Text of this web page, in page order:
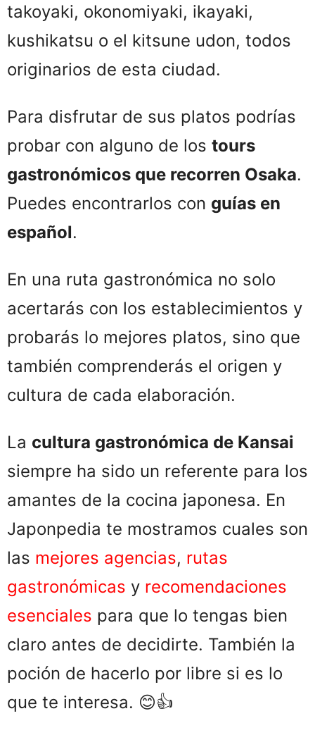
takoyaki, okonomiyaki, ikayaki,
kushikatsu o el kitsune udon, todos
originarios de esta ciudad.
Para disfrutar de sus platos podrías
probar con alguno de los tours
gastronómicos que recorren Osaka.
Puedes encontrarlos con guías en
español.
En una ruta gastronómica no solo
acertarás con los establecimientos y
probarás lo mejores platos, sino que
también comprenderás el origen y
cultura de cada elaboración.
La cultura gastronómica de Kansai
siempre ha sido un referente para los
amantes de la cocina japonesa. En
Japonpedia te mostramos cuales son
las mejores agencias, rutas
gastronómicas y recomendaciones
esenciales para que lo tengas bien
claro antes de decidirte. También la
poción de hacerlo por libre si es lo
que te interesa. 😊👍